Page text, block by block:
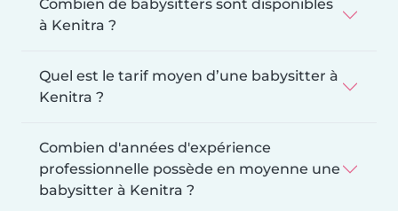
Combien de babysitters sont disponibles
à Kenitra ?
Quel est le tarif moyen d’une babysitter à
Kenitra ?
Combien d'années d'expérience
professionnelle possède en moyenne une
babysitter à Kenitra ?